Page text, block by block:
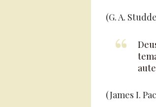
(G. A.
(James I.